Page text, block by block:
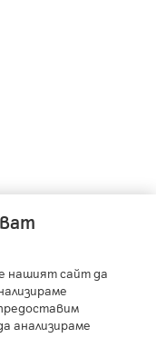
- A1 Belarus
- A1 Slovenia
A1 Group
нашият сайт да
анализираме